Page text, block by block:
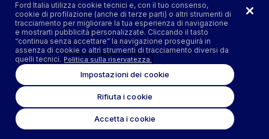
Ford Italia utilizza cookie tecnici e, con il tuo consenso,
cookie di profilazione (anche di terze parti) o altri strumenti di
tracciamento per migliorare la tua esperienza di navigazione
e mostrarti pubblicità personalizzate. Cliccando il tasto
“continua senza accettare” la navigazione proseguirà in
assenza di cookie o altri strumenti di tracciamento diversi da
quelli tecnici. Politica sulla riservatezza.
Impostazioni dei cookie
Rifiuta i cookie
Accetta i cookie